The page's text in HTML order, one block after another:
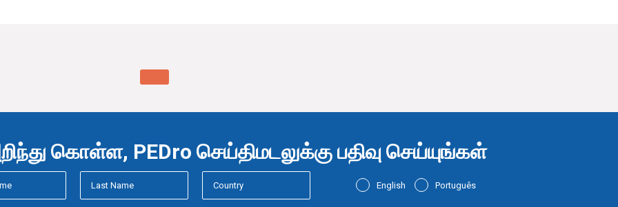
கொள்ள, PEDro செய்திமடலுக்கு பதிவு செய்யுங்கள்
English Português